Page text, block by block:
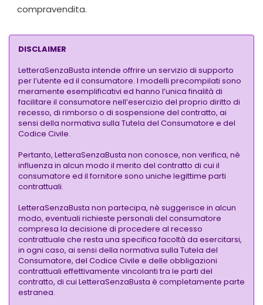
compravendita.
DISCLAIMER
LetteraSenzaBusta intende offrire un servizio di supporto
per l’utente ed il consumatore. I modelli precompilati sono
meramente esemplificativi ed hanno l’unica finalità di
facilitare il consumatore nell’esercizio del proprio diritto di
recesso, di rimborso o di sospensione del contratto, ai
sensi della normativa sulla Tutela del Consumatore e del
Codice Civile.
Pertanto, LetteraSenzaBusta non conosce, non verifica, nè
influenza in alcun modo il merito del contratto di cui il
consumatore ed il fornitore sono uniche legittime parti
contrattuali.
LetteraSenzaBusta non partecipa, nè suggerisce in alcun
modo, eventuali richieste personali del consumatore
compresa la decisione di procedere al recesso
contrattuale che resta una specifica facoltà da esercitarsi,
in ogni caso, ai sensi della normativa sulla Tutela del
Consumatore, del Codice Civile e delle obbligazioni
contrattuali effettivamente vincolanti tra le parti del
contratto, di cui LetteraSenzaBusta è completamente parte
estranea.